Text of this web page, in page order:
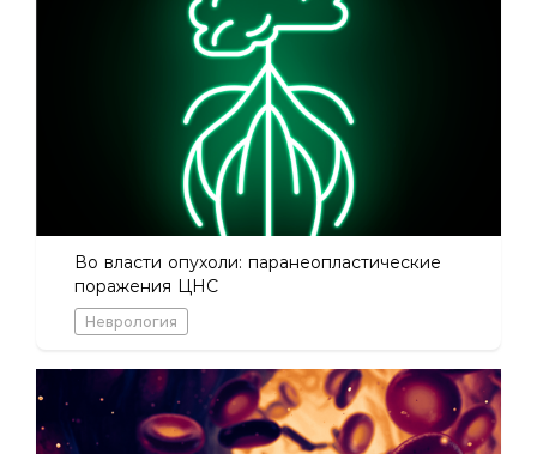
Во власти опухоли: паранеопластические
поражения ЦНС
Неврология